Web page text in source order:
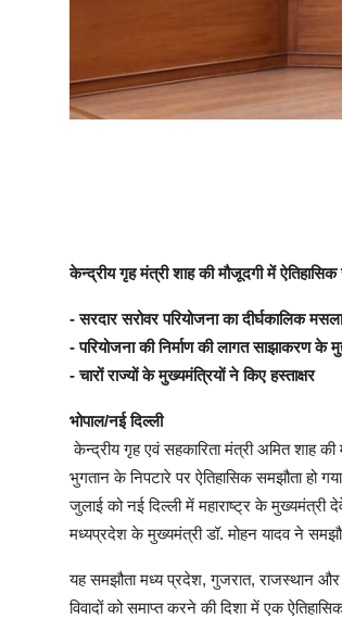
केन्द्रीय गृह मंत्री शाह की मौजूदगी में
- सरदार सरोवर परियोजना का दीर्घकालिक
- परियोजना की निर्माण की लागत साझाकरण के
- चारों राज्यों के मुख्यमंत्रियों ने किए हस्ताक्षर
भोपाल/नई दिल्ली
केन्द्रीय गृह एवं सहकारिता मंत्री अमित शाह की
भुगतान के निपटारे पर ऐतिहासिक समझौता हो
जुलाई को नई दिल्ली में महाराष्ट्र के
मध्यप्रदेश के मुख्यमंत्री डॉ. मोहन यादव ने
यह समझौता मध्य प्रदेश, गुजरात, राजस्थान और
विवादों को समाप्त करने की दिशा में एक